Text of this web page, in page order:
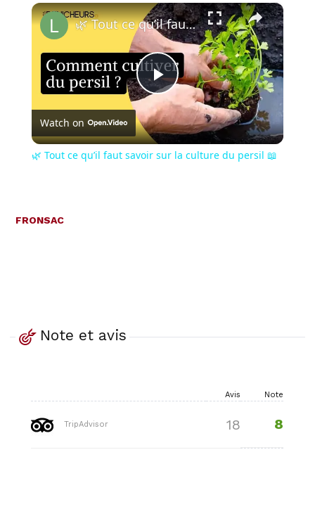
×
Play
Video
🌿 Tout ce qu’il faut savoir sur la culture du persil 📖
Watch on
🌿 Tout ce qu’il faut savoir sur la culture du persil 📖
FRONSAC
Note et avis
Avis Note
TripAdvisor 18 8